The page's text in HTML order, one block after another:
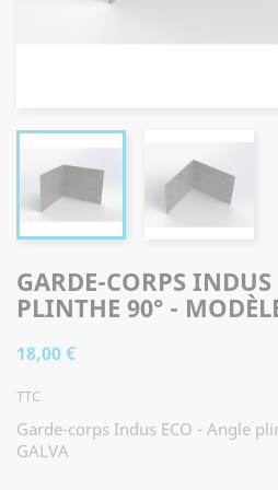
GARDE-CORPS
PLINTHE 90° -
18,00 €
TTC
Garde-corps Indus ECO - Angle
GALVA